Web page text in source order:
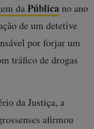
daPúblicano ano
de um detetive
por forjar um
tráfico de drogas
da Justiça, a
afirmou